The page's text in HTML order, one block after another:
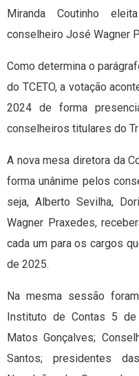
Miranda Coutinho
conselheiro José Wagner
Como determina o
do TCETO, a votação
2024 de forma
conselheiros titulares do
A nova mesa diretora da
forma unânime pelos
seja, Alberto Sevilha,
Wagner Praxedes,
cada um para os cargos
de 2025.
Na mesma sessão
Instituto de Contas 5 de
Matos Gonçalves;
Santos; presidentes